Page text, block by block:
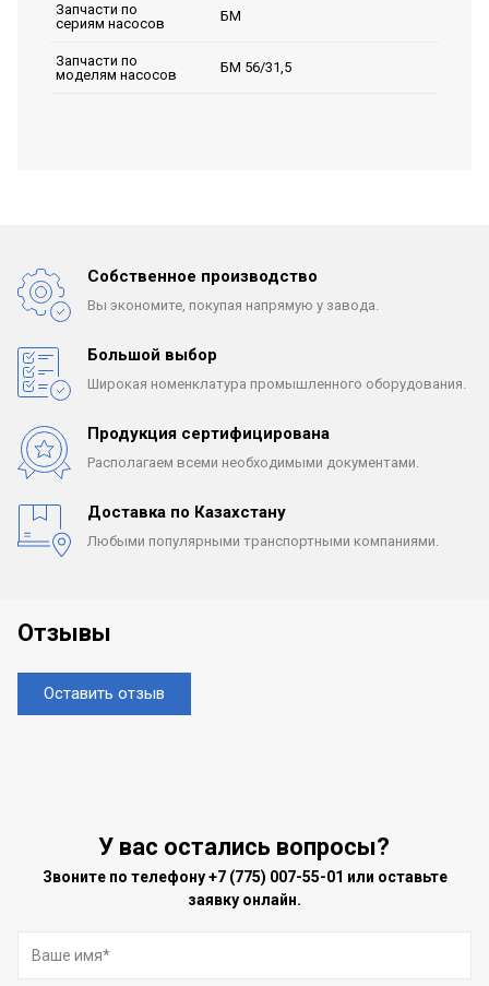
Запчасти по
сериям насосов
БМ
Запчасти по
моделям насосов
БМ 56/31,5
Собственное производство
Вы экономите, покупая напрямую у завода.
Большой выбор
Широкая номенклатура промышленного оборудования.
Продукция сертифицирована
Располагаем всеми необходимыми документами.
Доставка по Казахстану
Любыми популярными транспортными компаниями.
Отзывы
Оставить отзыв
У вас остались вопросы?
Звоните по телефону+7 (775) 007-55-01 или оставьте
заявку онлайн.